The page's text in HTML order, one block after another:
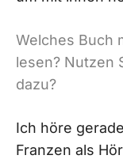
Welches Buch
lesen? Nutzen
dazu?
Ich höre
Franzen als